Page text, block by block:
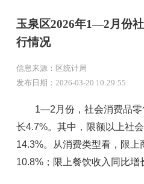
玉泉区2026年1—2月份
行情况
信息来源：区统计局
发布日期：2026-03-20 10:29:55
1—2月份，社会消费品零
长4.7%。其中，限额以上社
14.3%。从消费类型看，限上
10.8%；限上餐饮收入同比增